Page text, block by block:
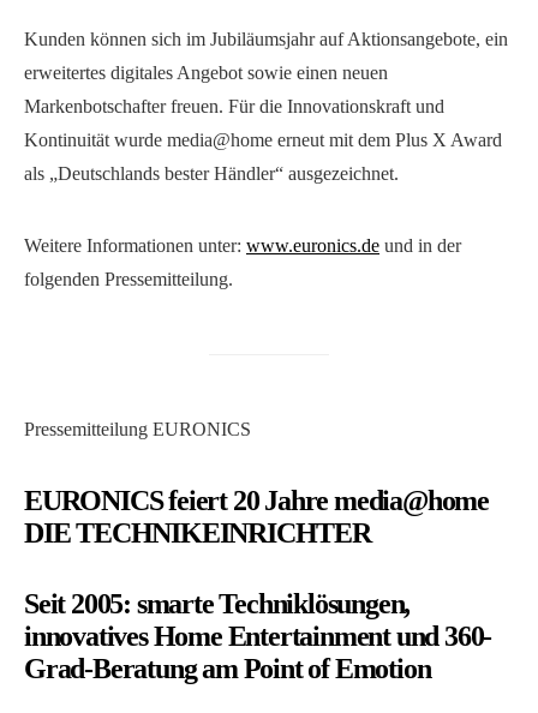
Kunden können sich im Jubiläumsjahr auf Aktionsangebote, ein
erweitertes digitales Angebot sowie einen neuen
Markenbotschafter freuen. Für die Innovationskraft und
Kontinuität wurde media@home erneut mit dem Plus X Award
als „Deutschlands bester Händler“ ausgezeichnet.
Weitere Informationen unter: www.euronics.de und in der
folgenden Pressemitteilung.
Pressemitteilung EURONICS
EURONICS feiert 20 Jahre media@home
DIE TECHNIKEINRICHTER
Seit 2005: smarte Techniklösungen,
innovatives Home Entertainment und 360-
Grad-Beratung am Point of Emotion